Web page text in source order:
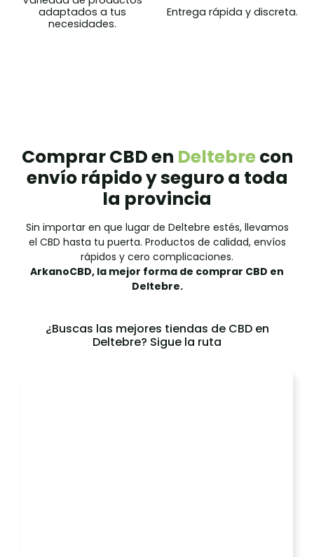
adaptados a tus
necesidades.
Entrega rápida y discreta.
Comprar CBD en Deltebrecon
envío rápido y seguro a toda
la provincia
Sin importar en que lugar de Deltebre estés, llevamos
el CBD hasta tu puerta. Productos de calidad, envíos
rápidos y cero complicaciones.
ArkanoCBD, la mejor forma de comprar CBD en
Deltebre.
¿Buscas las mejores tiendas de CBD en
Deltebre? Sigue la ruta